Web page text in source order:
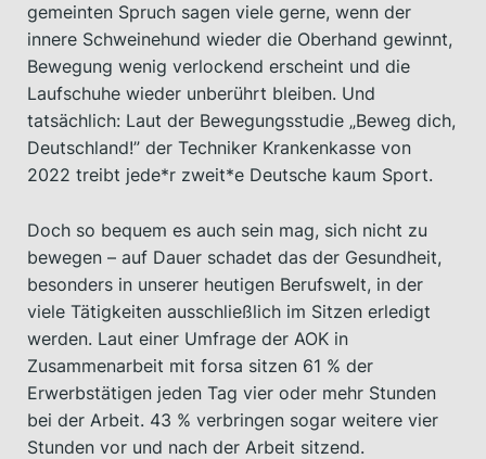
gemeinten Spruch sagen viele gerne, wenn der
innere Schweinehund wieder die Oberhand gewinnt,
Bewegung wenig verlockend erscheint und die
Laufschuhe wieder unberührt bleiben. Und
tatsächlich: Laut der Bewegungsstudie „Beweg dich,
Deutschland!” der Techniker Krankenkasse von
2022 treibt jede*r zweit*e Deutsche kaum Sport.
Doch so bequem es auch sein mag, sich nicht zu
bewegen – auf Dauer schadet das der Gesundheit,
besonders in unserer heutigen Berufswelt, in der
viele Tätigkeiten ausschließlich im Sitzen erledigt
werden. Laut einer Umfrage der AOK in
Zusammenarbeit mit forsa sitzen 61 % der
Erwerbstätigen jeden Tag vier oder mehr Stunden
bei der Arbeit. 43 % verbringen sogar weitere vier
Stunden vor und nach der Arbeit sitzend.